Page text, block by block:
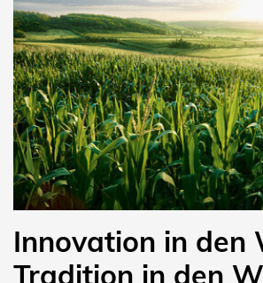
Innovation in den
Tradition in den